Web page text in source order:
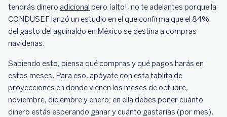
tendrás dinero adicional pero ¡alto!, no te adelantes porque la
CONDUSEF lanzó un estudio en el que confirma que el 84%
del gasto del aguinaldo en México se destina a compras
navideñas.
Sabiendo esto, piensa qué compras y qué pagos harás en
estos meses. Para eso, apóyate con esta tablita de
proyecciones en donde vienen los meses de octubre,
noviembre, diciembre y enero; en ella debes poner cuánto
dinero estás esperando ganar y cuánto gastarías (por mes).